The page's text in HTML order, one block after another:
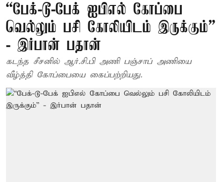
“பேக்-டூ-பேக் ஐபிஎல் கோப்பை
வெல்லும் பசி கோலியிடம் இருக்கும்”
- இர்பான் பதான்
கடந்த சீசனில் ஆர்.சி.பி அணி பஞ்சாப் அணியை
வீழ்த்தி கோப்பையை கைப்பற்றியது.